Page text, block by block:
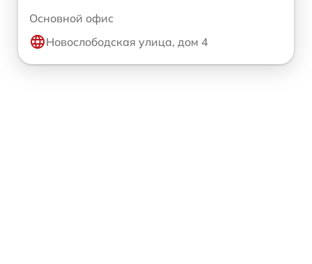
Основной офис
Новослободская улица, дом 4